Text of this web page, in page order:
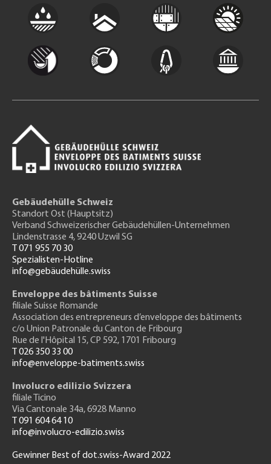
Gebäudehülle Schweiz
Standort Ost (Hauptsitz)
Verband Schweizerischer Gebäudehüllen-Unternehmen
Lindenstrasse 4, 9240 Uzwil SG
T 071 955 70 30
Spezialisten-Hotline
info@gebäudehülle.swiss
Enveloppe des bâtiments Suisse
filiale Suisse Romande
Association des entrepreneurs d’enveloppe des bâtiments
c/o Union Patronale du Canton de Fribourg
Rue de l'Hôpital 15, CP 592, 1701 Fribourg
T 026 350 33 00
info@enveloppe-batiments.swiss
Involucro edilizio Svizzera
filiale Ticino
Via Cantonale 34a, 6928 Manno
T 091 604 64 10
info@involucro-edilizio.swiss
Gewinner Best of dot.swiss-Award 2022